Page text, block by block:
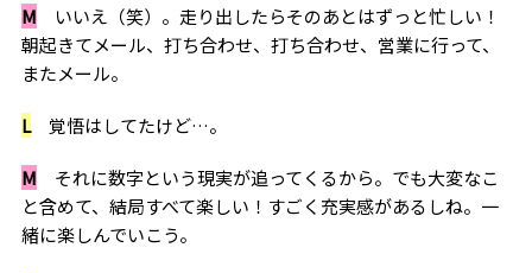
M いいえ（笑）。走り出したらそのあとはずっと忙しい！
朝起きてメール、打ち合わせ、打ち合わせ、営業に行って、
またメール。
L覚悟はしてたけど…。
M それに数字という現実が追ってくるから。でも大変なこ
と含めて、結局すべて楽しい！すごく充実感があるしね。一
緒に楽しんでいこう。